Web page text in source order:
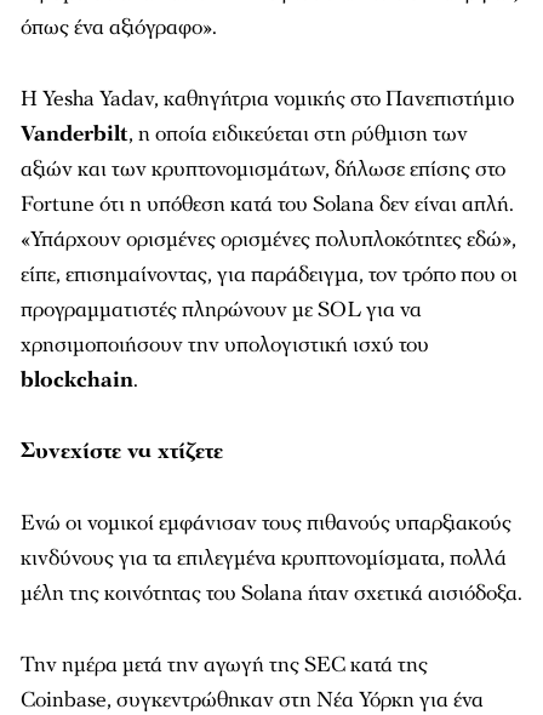
όπως ένα αξιόγραφο».
Η Yesha Yadav, καθηγήτρια νομικής στο Πανεπιστήμιο
Vanderbilt, η οποία ειδικεύεται στη ρύθμιση των
αξιών και των κρυπτονομισμάτων, δήλωσε επίσης στο
Fortune ότι η υπόθεση κατά του Solana δεν είναι απλή.
«Υπάρχουν ορισμένες ορισμένες πολυπλοκότητες εδώ»,
είπε, επισημαίνοντας, για παράδειγμα, τον τρόπο που οι
προγραμματιστές πληρώνουν με SOL για να
χρησιμοποιήσουν την υπολογιστική ισχύ του
blockchain.
Συνεχίστε να χτίζετε
Ενώ οι νομικοί εμφάνισαν τους πιθανούς υπαρξιακούς
κινδύνους για τα επιλεγμένα κρυπτονομίσματα, πολλά
μέλη της κοινότητας του Solana ήταν σχετικά αισιόδοξα.
Την ημέρα μετά την αγωγή της SEC κατά της
Coinbase, συγκεντρώθηκαν στη Νέα Υόρκη για ένα